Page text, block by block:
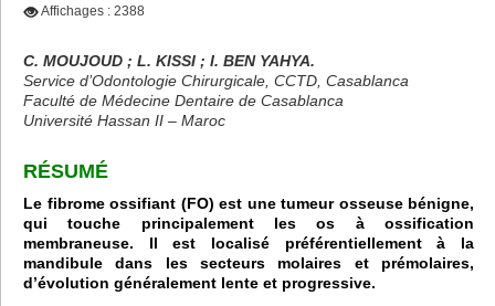
Affichages : 2388
C. MOUJOUD ; L. KISSI ; I. BEN YAHYA.
Service d’Odontologie Chirurgicale, CCTD, Casablanca
Faculté de Médecine Dentaire de Casablanca
Université Hassan II – Maroc
RÉSUMÉ
Le fibrome ossifiant (FO) est une tumeur osseuse bénigne,
qui touche principalement les os à ossification
membraneuse. Il est localisé préférentiellement à la
mandibule dans les secteurs molaires et prémolaires,
d’évolution généralement lente et progressive.